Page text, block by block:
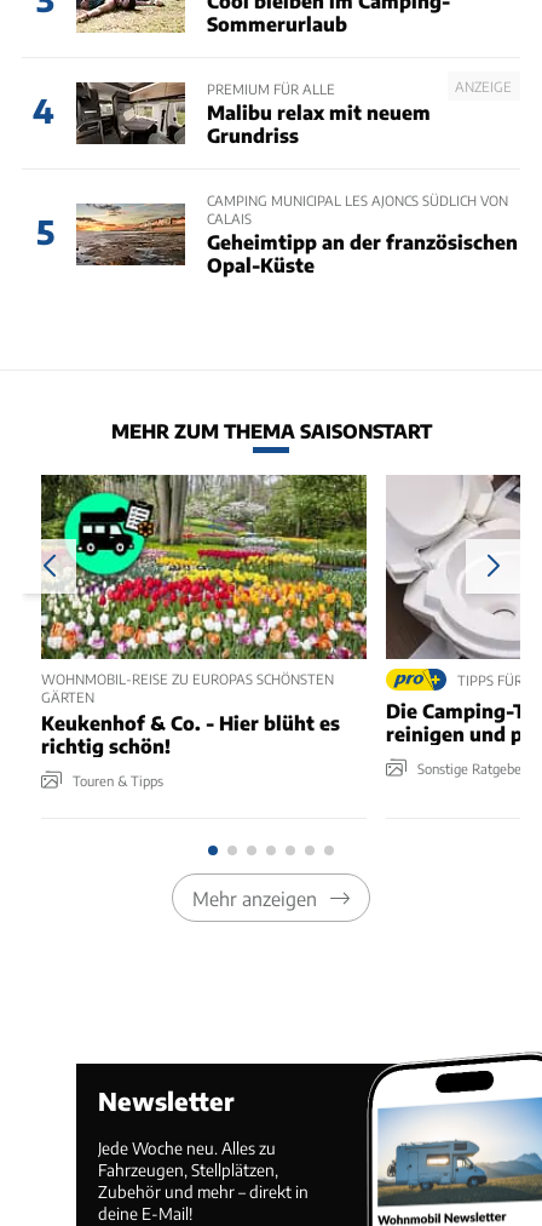
Sommerurlaub
4
ANZEIGE
PREMIUM FÜR ALLE
Malibu relax mit neuem
Grundriss
5
CAMPING MUNICIPAL LES AJONCS SÜDLICH VON
CALAIS
Geheimtipp an der französischen
Opal-Küste
MEHR ZUM THEMA SAISONSTART
WOHNMOBIL-REISE ZU EUROPAS SCHÖNSTEN
GÄRTEN
Keukenhof & Co. - Hier blüht es
richtig schön!
Touren & Tipps
TIPPS FÜR
Die Camping-
reinigen und
Sonstige Ratgeber
Mehr anzeigen
Newsletter
Jede Woche neu. Alles zu
Fahrzeugen, Stellplätzen,
Zubehör und mehr – direkt in
deine E-Mail!